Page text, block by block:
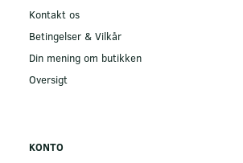
Kontakt os
Betingelser & Vilkår
Din mening om butikken
Oversigt
KONTO